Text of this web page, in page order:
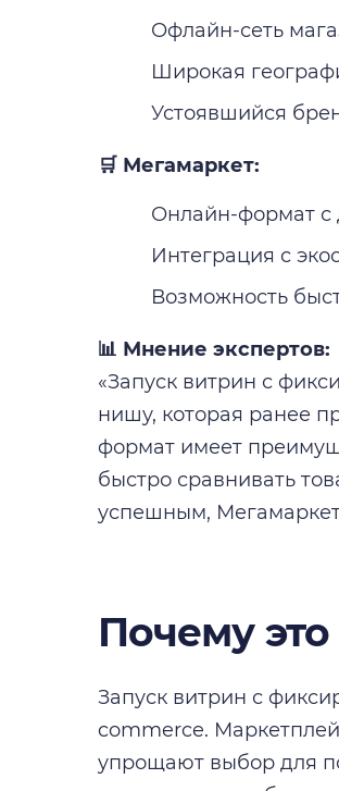
Офлайн-сеть
Широкая
Устоявшийся
🛒 Мегамаркет:
Онлайн-формат с
Интеграция с
Возможность
📊 Мнение экспертов:
«Запуск витрин с
нишу, которая ранее
формат имеет
быстро сравнивать
успешным, Мегамаркет
Почему
Запуск витрин с
commerce.
упрощают выбор для